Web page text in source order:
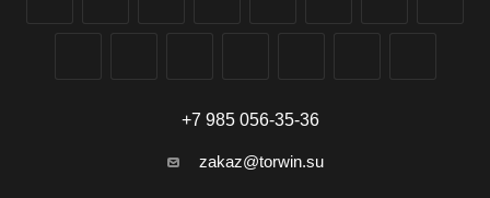
+7 985 056-35-36
zakaz@torwin.su